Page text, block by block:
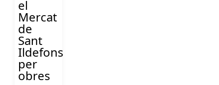
el
Mercat
de
Sant
Ildefons
per
obres